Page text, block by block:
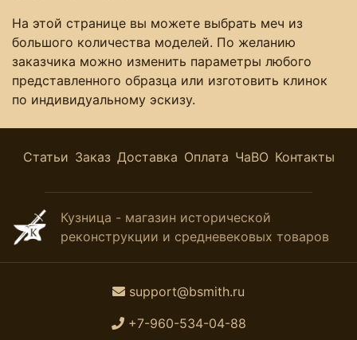
На этой странице вы можете выбрать меч из
большого количества моделей. По желанию
заказчика можно изменить параметры любого
представленного образца или изготовить клинок
по индивидуальному эскизу.
Статьи Заказ Доставка Оплата ЧаВО Контакты
Кузница - магазин исторической
реконструкции и средневековых товаров
support@bsmith.ru
+7-960-534-04-88